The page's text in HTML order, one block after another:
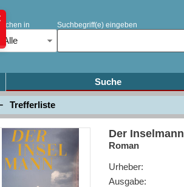
Suchen in
Alle
Suchbegriff(e) eingeben
Suche
Trefferliste
Der Inselmann
Roman
Urheber:
Ausgabe: